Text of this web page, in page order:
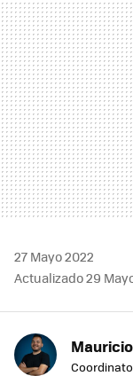
27 Mayo 2022
Actualizado 29